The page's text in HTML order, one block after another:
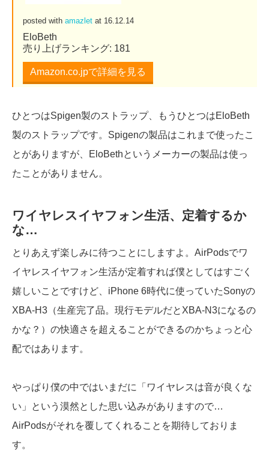
posted with amazlet at 16.12.14
EloBeth
売り上げランキング: 181
Amazon.co.jpで詳細を見る
ひとつはSpigen製のストラップ、もうひとつはEloBeth
製のストラップです。Spigenの製品はこれまで使ったこ
とがありますが、EloBethというメーカーの製品は使っ
たことがありません。
ワイヤレスイヤフォン生活、定着するか
な…
とりあえず楽しみに待つことにしますよ。AirPodsでワ
イヤレスイヤフォン生活が定着すれば僕としてはすごく
嬉しいことですけど、iPhone 6時代に使っていたSonyの
XBA-H3（生産完了品。現行モデルだとXBA-N3になるの
かな？）の快適さを超えることができるのかちょっと心
配ではあります。
やっぱり僕の中ではいまだに「ワイヤレスは音が良くな
い」という漠然とした思い込みがありますので…
AirPodsがそれを覆してくれることを期待しておりま
す。